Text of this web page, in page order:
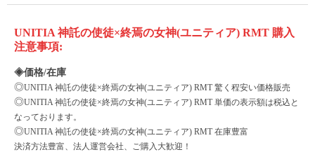
UNITIA 神託の使徒×終焉の女神(ユニティア) RMT 購入
注意事項:
◈価格/在庫
◎UNITIA 神託の使徒×終焉の女神(ユニティア) RMT 驚く程安い価格販売
◎UNITIA 神託の使徒×終焉の女神(ユニティア) RMT 単価の表示額は税込と
なっております。
◎UNITIA 神託の使徒×終焉の女神(ユニティア) RMT 在庫豊富
決済方法豊富、法人運営会社、ご購入大歓迎！